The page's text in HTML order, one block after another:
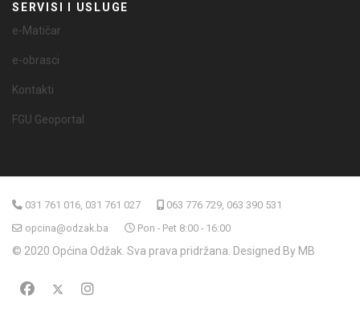
SERVISI I USLUGE
e-Matičar
e-obrasci
Kontakti
FGU Geoportal
031 761 016, 031 761 027
063 776 729, 063 390 531
opcina@odzak.ba
Pon - Pet 8:00 - 16:00
© 2020 Općina Odžak. Sva prava pridržana. Designed By MB